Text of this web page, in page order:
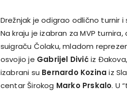
Drežnjak je odigrao odlično turnir
Na kraju je izabran za MVP
suigraču Čolaku, mladom
osvojio je Gabrijel Divićiz Đakova
izabrani su Bernardo Kozina iz
centar Širokog Marko Prskalo. U